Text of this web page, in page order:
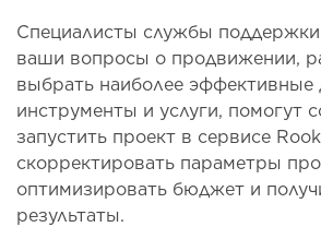
Специалисты службы поддержки
ваши вопросы о продвижении,
выбрать наиболее эффективные
инструменты и услуги, помогут
запустить проект в сервисе
скорректировать параметры
оптимизировать бюджет и
результаты.